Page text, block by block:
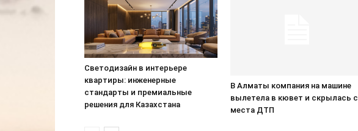
Светодизайн в интерьере
квартиры: инженерные
стандарты и премиальные
решения для Казахстана
В Алматы компания на машине
вылетела в кювет и скрылась с
места ДТП